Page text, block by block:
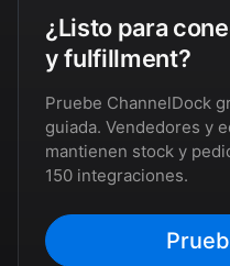
¿Listo para
y fulfillment?
Pruebe ChannelDock
guiada. Vendedores y
mantienen stock y
150 integraciones.